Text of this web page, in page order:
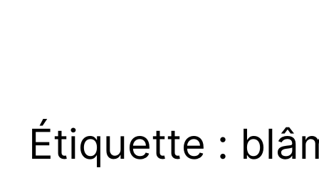
Étiquette :